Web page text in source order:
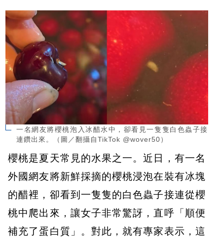
一名網友將櫻桃泡入冰醋水中，卻看見一隻隻白色蟲子接
連鑽出來。（圖／翻攝自TikTok @wover50）
櫻桃是夏天常見的水果之一。近日，有一名
外國網友將新鮮採摘的櫻桃浸泡在裝有冰塊
的醋裡，卻看到一隻隻的白色蟲子接連從櫻
桃中爬出來，讓女子非常驚訝，直呼「順便
補充了蛋白質」。對此，就有專家表示，這